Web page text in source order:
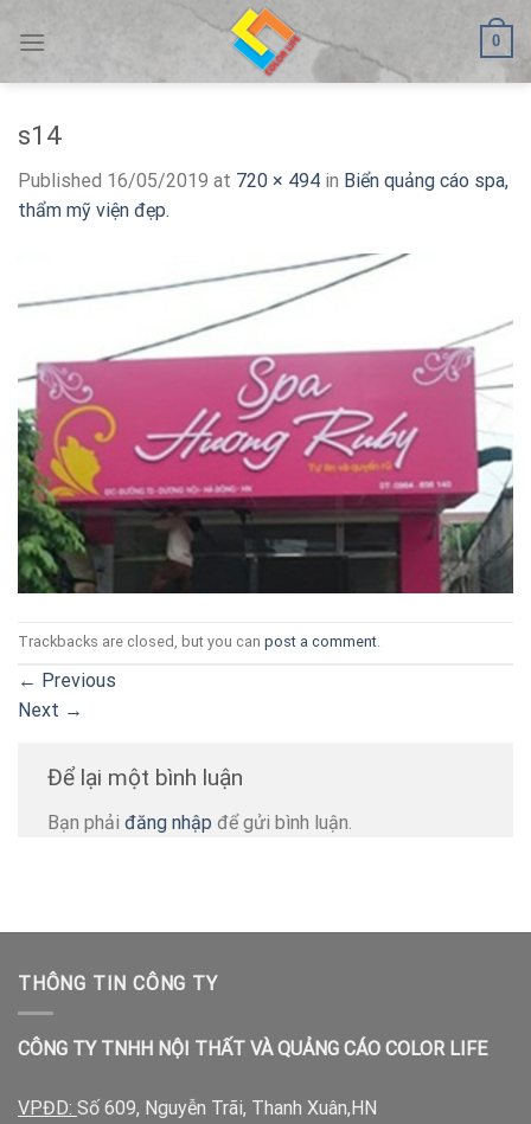
0
s14
Published 16/05/2019 at 720 × 494 in Biển quảng cáo spa,
thẩm mỹ viện đẹp.
Trackbacks are closed, but you can post a comment.
← Previous
Next →
Để lại một bình luận
Bạn phải đăng nhập để gửi bình luận.
THÔNG TIN CÔNG TY
CÔNG TY TNHH NỘI THẤT VÀ QUẢNG CÁO COLOR LIFE
VPĐD: Số 609, Nguyễn Trãi, Thanh Xuân,HN